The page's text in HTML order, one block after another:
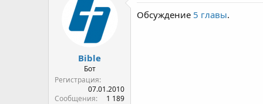
а
н
а
а
л
а
Bible
Бот
Регистрация
07.01.2010
Сообщения
1 189
Обсуждение 5 главы.